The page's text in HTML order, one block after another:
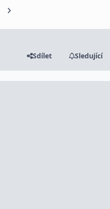
snímek karuselu
Další snímek karuselu
Sdílet Sledující